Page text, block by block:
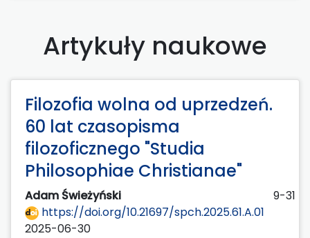
Artykuły naukowe
Filozofia wolna od uprzedzeń.
60 lat czasopisma
filozoficznego "Studia
Philosophiae Christianae"
Adam Świeżyński
9-31
https://doi.org/10.21697/spch.2025.61.A.01
2025-06-30